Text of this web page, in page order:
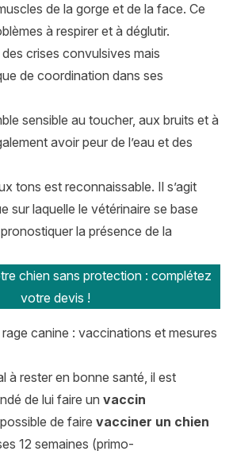
de la gorge et de la face. Ce
à respirer et à déglutir.
crises convulsives mais
de coordination dans ses
sensible au toucher, aux bruits et à
avoir peur de l’eau et des
tons est reconnaissable. Il s’agit
sur laquelle le vétérinaire se base
la présence de la
chien sans protection : complétez
votre devis !
canine : vaccinations et mesures
à rester en bonne santé, il est
de lui faire un vaccin
de faire vacciner un chien
12 semaines (primo-